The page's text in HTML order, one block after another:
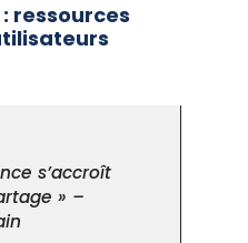
ressources
s’accroît
» –